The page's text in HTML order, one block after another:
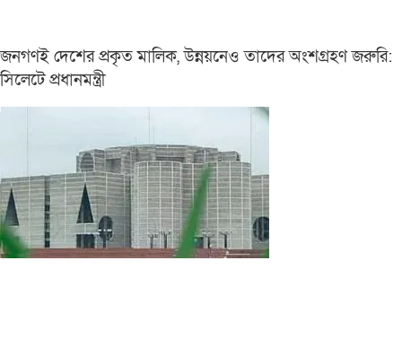
জনগণই দেশের প্রকৃত মালিক, উন্নয়নেও তাদের অংশগ্রহণ জরুরি:
সিলেটে প্রধানমন্ত্রী